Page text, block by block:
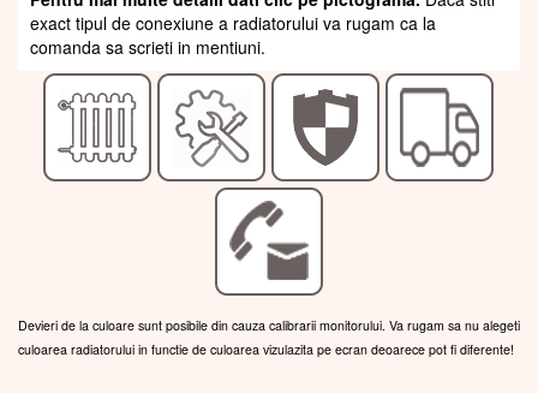
exact tipul de conexiune a radiatorului va rugam ca la
comanda sa scrieti in mentiuni.
Devieri de la culoare sunt posibile din cauza calibrarii monitorului. Va rugam sa nu alegeti
culoarea radiatorului in functie de culoarea vizulazita pe ecran deoarece pot fi diferente!